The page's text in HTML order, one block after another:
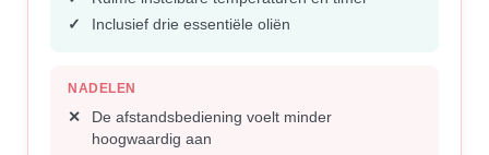
Inclusief drie essentiële oliën
NADELEN
De afstandsbediening voelt minder
hoogwaardig aan